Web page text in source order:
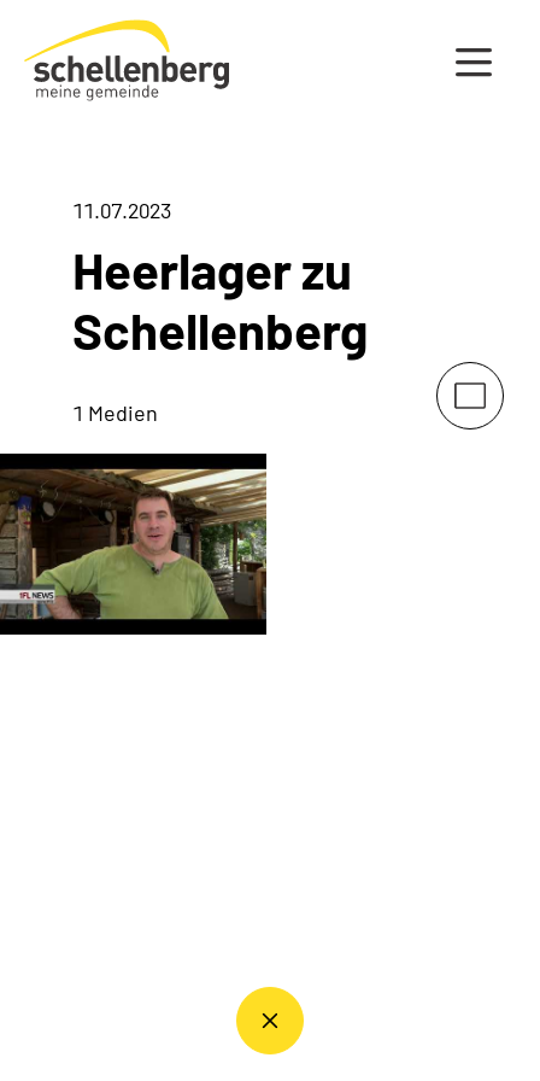
Gemeinde Schellenberg Startseite
11.07.2023
Heerlager zu
Schellenberg
1 Medien